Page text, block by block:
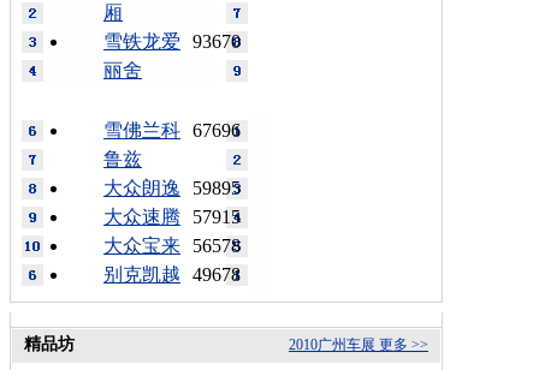
厢
93670
雪铁龙爱
丽舍
67696
雪佛兰科
鲁兹
59895
大众朗逸
57915
大众速腾
56578
大众宝来
49678
别克凯越
更多 >>
2010广州车展
精品坊